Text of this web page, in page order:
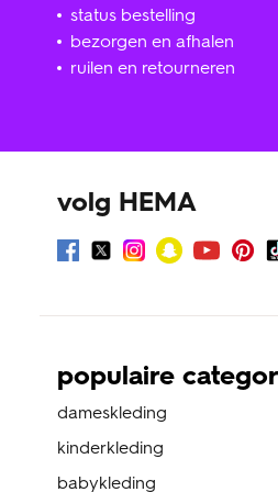
status bestelling
bezorgen en afhalen
ruilen en retourneren
volg HEMA
populaire
dameskleding
kinderkleding
babykleding